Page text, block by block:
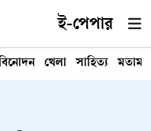
ই-পেপার
খেলা সাহিত্য মতামত